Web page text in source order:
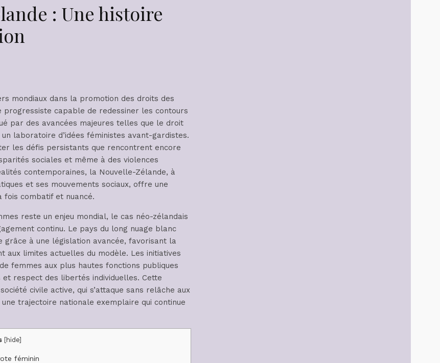
: Une histoire
mondiaux dans la promotion des droits des
progressiste capable de redessiner les contours
par des avancées majeures telles que le droit
laboratoire d’idées féministes avant-gardistes.
les défis persistants que rencontrent encore
sociales et même à des violences
contemporaines, la Nouvelle-Zélande, à
et ses mouvements sociaux, offre une
fois combatif et nuancé.
reste un enjeu mondial, le cas néo-zélandais
continu. Le pays du long nuage blanc
grâce à une législation avancée, favorisant la
aux limites actuelles du modèle. Les initiatives
femmes aux plus hautes fonctions publiques
respect des libertés individuelles. Cette
civile active, qui s’attaque sans relâche aux
trajectoire nationale exemplaire qui continue
[hide]
féminin